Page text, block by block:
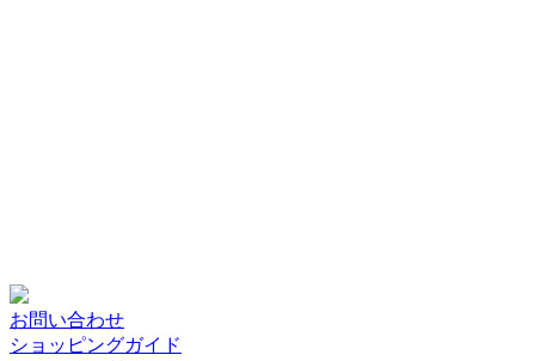
お問い合わせ
ショッピングガイド